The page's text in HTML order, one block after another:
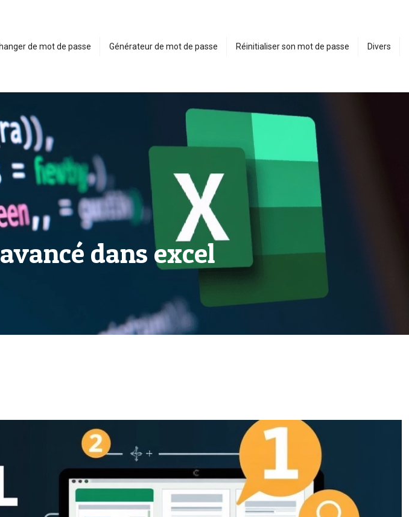
de mot de passe Générateur de mot de passe Réinitialiser son mot de passe Divers
dans excel